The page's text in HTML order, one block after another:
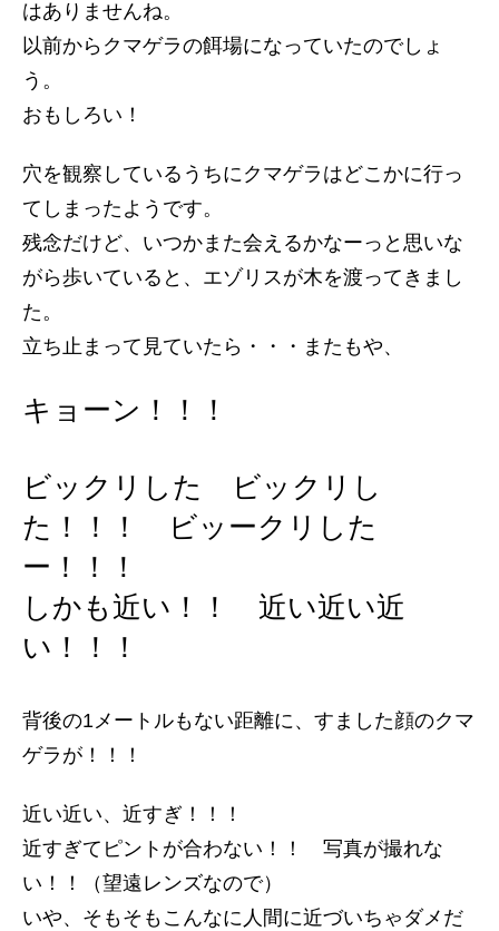
はありませんね。
以前からクマゲラの餌場になっていたのでしょ
う。
おもしろい！
穴を観察しているうちにクマゲラはどこかに行っ
てしまったようです。
残念だけど、いつかまた会えるかなーっと思いな
がら歩いていると、エゾリスが木を渡ってきまし
た。
立ち止まって見ていたら・・・またもや、
キョーン！！！
ビックリした ビックリし
た！！！ ビッークリした
ー！！！
しかも近い！！ 近い近い近
い！！！
背後の1メートルもない距離に、すました顔のクマ
ゲラが！！！
近い近い、近すぎ！！！
近すぎてピントが合わない！！ 写真が撮れな
い！！（望遠レンズなので）
いや、そもそもこんなに人間に近づいちゃダメだ